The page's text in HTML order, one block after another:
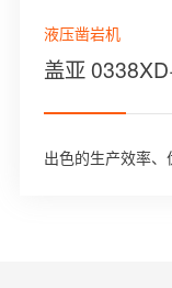
液压凿岩机
盖亚
出色的生产效率